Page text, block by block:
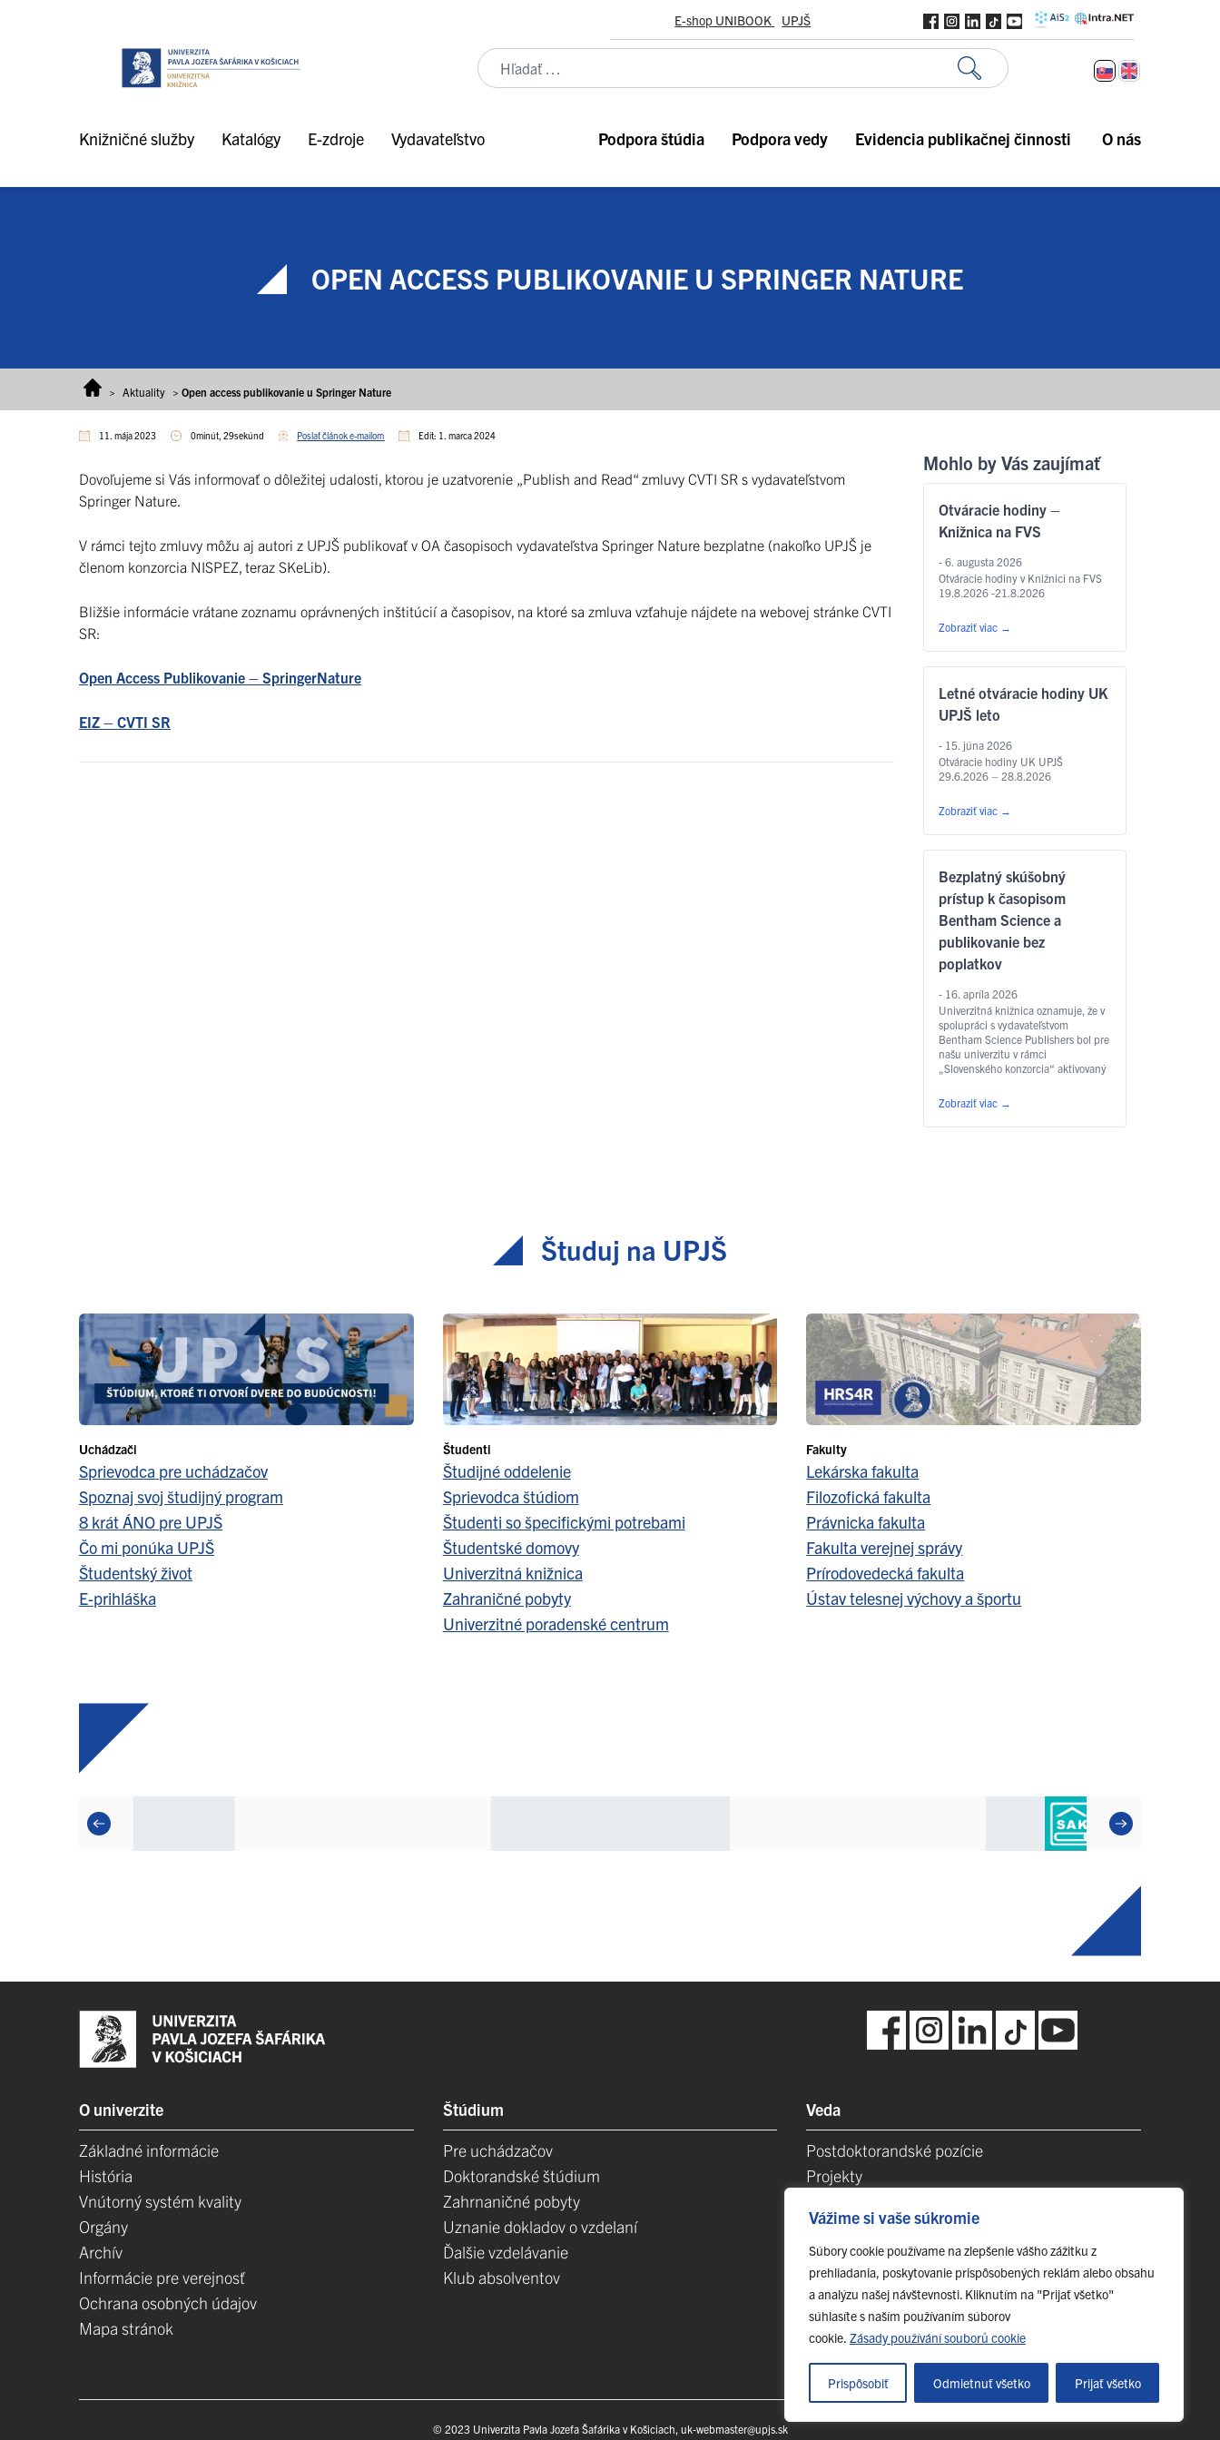
Vážime si vaše súkromie
Súbory cookie používame na zlepšenie vášho zážitku z
prehliadania, poskytovanie prispôsobených reklám alebo obsahu
a analýzu našej návštevnosti. Kliknutím na "Prijať všetko"
súhlasíte s naším používaním súborov
cookie. Zásady používání souborů cookie
Prispôsobiť Odmietnuť všetko Prijať všetko
E-shop UNIBOOK UPJŠ
Knižničné služby Katalógy E-zdroje Vydavateľstvo Podpora štúdia Podpora vedy Evidencia publikačnej činnosti O nás
OPEN ACCESS PUBLIKOVANIE U SPRINGER NATURE
> Aktuality > Open access publikovanie u Springer Nature
11. mája 2023 0minút, 29sekúnd Poslať článok e-mailom Edit: 1. marca 2024
Dovoľujeme si Vás informovať o dôležitej udalosti, ktorou je uzatvorenie „Publish and Read“ zmluvy CVTI SR s vydavateľstvom
Springer Nature.
V rámci tejto zmluvy môžu aj autori z UPJŠ publikovať v OA časopisoch vydavateľstva Springer Nature bezplatne (nakoľko UPJŠ je
členom konzorcia NISPEZ, teraz SKeLib).
Bližšie informácie vrátane zoznamu oprávnených inštitúcií a časopisov, na ktoré sa zmluva vzťahuje nájdete na webovej stránke CVTI
SR:
Open Access Publikovanie – SpringerNature
EIZ – CVTI SR
Mohlo by Vás zaujímať
Otváracie hodiny –
Knižnica na FVS
- 6. augusta 2026
Otváracie hodiny v Knižnici na FVS
19.8.2026 -21.8.2026
Zobraziť viac →
Letné otváracie hodiny UK
UPJŠ leto
- 15. júna 2026
Otváracie hodiny UK UPJŠ
29.6.2026 – 28.8.2026
Zobraziť viac →
Bezplatný skúšobný
prístup k časopisom
Bentham Science a
publikovanie bez
poplatkov
- 16. apríla 2026
Univerzitná knižnica oznamuje, že v
spolupráci s vydavateľstvom
Bentham Science Publishers bol pre
našu univerzitu v rámci
„Slovenského konzorcia“ aktivovaný
Read and Publish, ktorý bol
predĺžený do 30.9.2026. Čo získate
v rámci skúšobného prístupu? Ako
Zobraziť viac →
Študuj na UPJŠ
Uchádzači
Sprievodca pre uchádzačov
Spoznaj svoj študijný program
8 krát ÁNO pre UPJŠ
Čo mi ponúka UPJŠ
Študentský život
E-prihláška
Študenti
Študijné oddelenie
Sprievodca štúdiom
Študenti so špecifickými potrebami
Študentské domovy
Univerzitná knižnica
Zahraničné pobyty
Univerzitné poradenské centrum
Fakulty
Lekárska fakulta
Filozofická fakulta
Právnicka fakulta
Fakulta verejnej správy
Prírodovedecká fakulta
Ústav telesnej výchovy a športu
O univerzite
Základné informácie
História
Vnútorný systém kvality
Orgány
Archív
Informácie pre verejnosť
Ochrana osobných údajov
Mapa stránok
Štúdium
Pre uchádzačov
Doktorandské štúdium
Zahrnaničné pobyty
Uznanie dokladov o vzdelaní
Ďalšie vzdelávanie
Klub absolventov
Veda
Postdoktorandské pozície
Projekty
TIP-UPJŠ
Vedecké parky
Evidencia publikačnej činnosti
Habilitačné a vymenúvacie konania
© 2023 Univerzita Pavla Jozefa Šafárika v Košiciach, uk-webmaster@upjs.sk